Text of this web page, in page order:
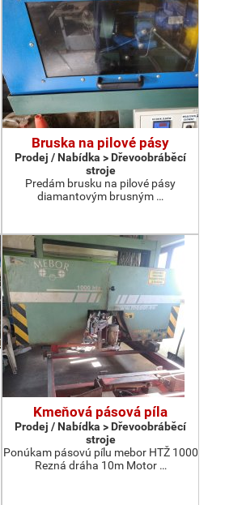
Bruska na pilové pásy
Prodej / Nabídka > Dřevoobráběcí
stroje
Predám brusku na pilové pásy
diamantovým brusným …
Kmeňová pásová píla
Prodej / Nabídka > Dřevoobráběcí
stroje
Ponúkam pásovú pílu mebor HTŽ 1000
Rezná dráha 10m Motor …